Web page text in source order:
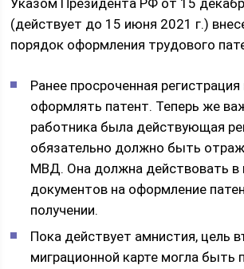
Указом Президента РФ от 15
(действует до 15 июня 2021 г.)
порядок оформления трудового
Ранее просроченная
оформлять патент. Теперь же
работника была действующая
обязательно должно быть
МВД. Она должна действовать в
документов на оформление
получении.
Пока действует амнистия, цель
миграционной карте могла быть